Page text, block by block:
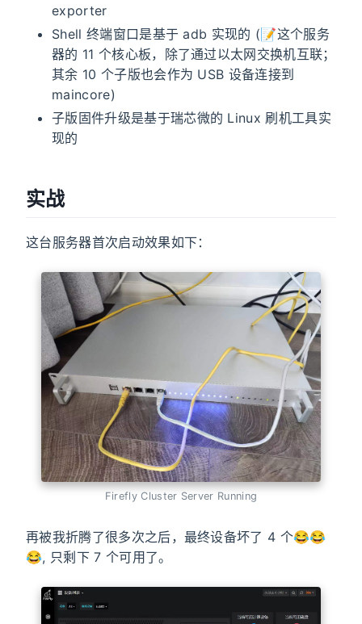
exporter
Shell 终端窗口是基于 adb 实现的 (📝这个服务
器的 11 个核心板，除了通过以太网交换机互联；
其余 10 个子版也会作为 USB 设备连接到
maincore)
子版固件升级是基于瑞芯微的 Linux 刷机工具实
现的
实战
这台服务器首次启动效果如下：
Firefly Cluster Server Running
再被我折腾了很多次之后，最终设备坏了 4 个😂😂
😂, 只剩下 7 个可用了。